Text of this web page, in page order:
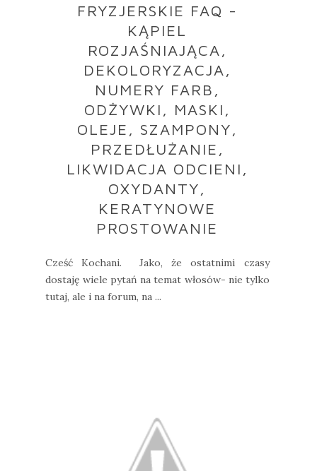
FRYZJERSKIE FAQ -
KĄPIEL
ROZJAŚNIAJĄCA,
DEKOLORYZACJA,
NUMERY FARB,
ODŻYWKI, MASKI,
OLEJE, SZAMPONY,
PRZEDŁUŻANIE,
LIKWIDACJA ODCIENI,
OXYDANTY,
KERATYNOWE
PROSTOWANIE
Cześć Kochani. Jako, że ostatnimi czasy
dostaję wiele pytań na temat włosów- nie tylko
tutaj, ale i na forum, na ...